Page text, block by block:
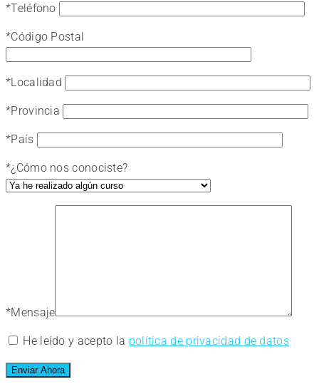
*Teléfono
*Código Postal
*Localidad
*Provincia
*País
*¿Cómo nos conociste?
*Mensaje
He leído y acepto la política de privacidad de datos